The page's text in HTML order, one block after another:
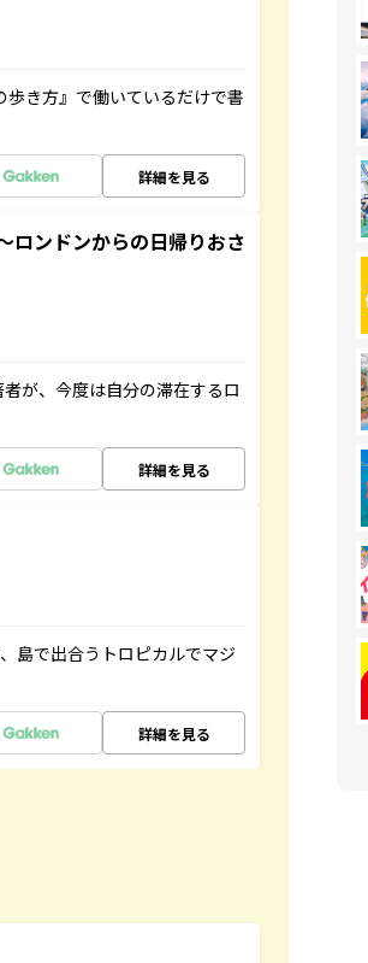
き方』で働いているだけで書
詳細を見る
ロンドンからの日帰りおさ
が、今度は自分の滞在するロ
詳細を見る
島で出合うトロピカルでマジ
詳細を見る